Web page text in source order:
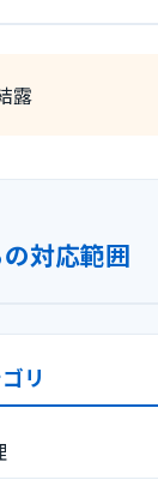
露
対応範囲
リ